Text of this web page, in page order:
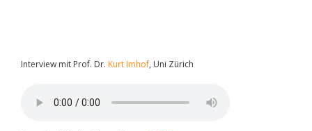
Interview mit Prof. Dr. Kurt Imhof, Uni Zürich